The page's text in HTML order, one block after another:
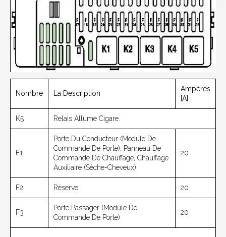
Nombre La Description
Ampères
[A]
K5 Relais Allume Cigare.
F1
Porte Du Conducteur (module De
Commande De Porte), Panneau De
Commande De Chauffage, Chauffage
Auxiliaire (sèche-Cheveux)
20
F2 Réserve 20
F3
Porte Passager (module De
Commande De Porte)
20